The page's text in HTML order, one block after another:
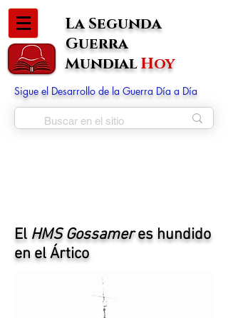
La Segunda
Guerra
MundialHoy
Sigue el Desarrollo de la Guerra Día a Día
El HMS Gossameres hundido
en el Ártico